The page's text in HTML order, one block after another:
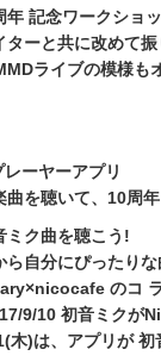
記念ワークショ
ターと共に改めて
ライブの模様も
ーヤーアプリ
を聴いて、10周
ミク曲を聴こう!
ら自分にぴったり
のコ
9/10 初音ミクが
木)は、アプリが